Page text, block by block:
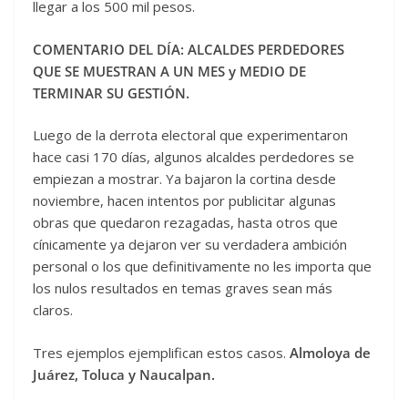
llegar a los 500 mil pesos.
COMENTARIO DEL DÍA: ALCALDES PERDEDORES
QUE SE MUESTRAN A UN MES y MEDIO DE
TERMINAR SU GESTIÓN.
Luego de la derrota electoral que experimentaron
hace casi 170 días, algunos alcaldes perdedores se
empiezan a mostrar. Ya bajaron la cortina desde
noviembre, hacen intentos por publicitar algunas
obras que quedaron rezagadas, hasta otros que
cínicamente ya dejaron ver su verdadera ambición
personal o los que definitivamente no les importa que
los nulos resultados en temas graves sean más
claros.
Tres ejemplos ejemplifican estos casos. Almoloya de
Juárez, Toluca y Naucalpan.